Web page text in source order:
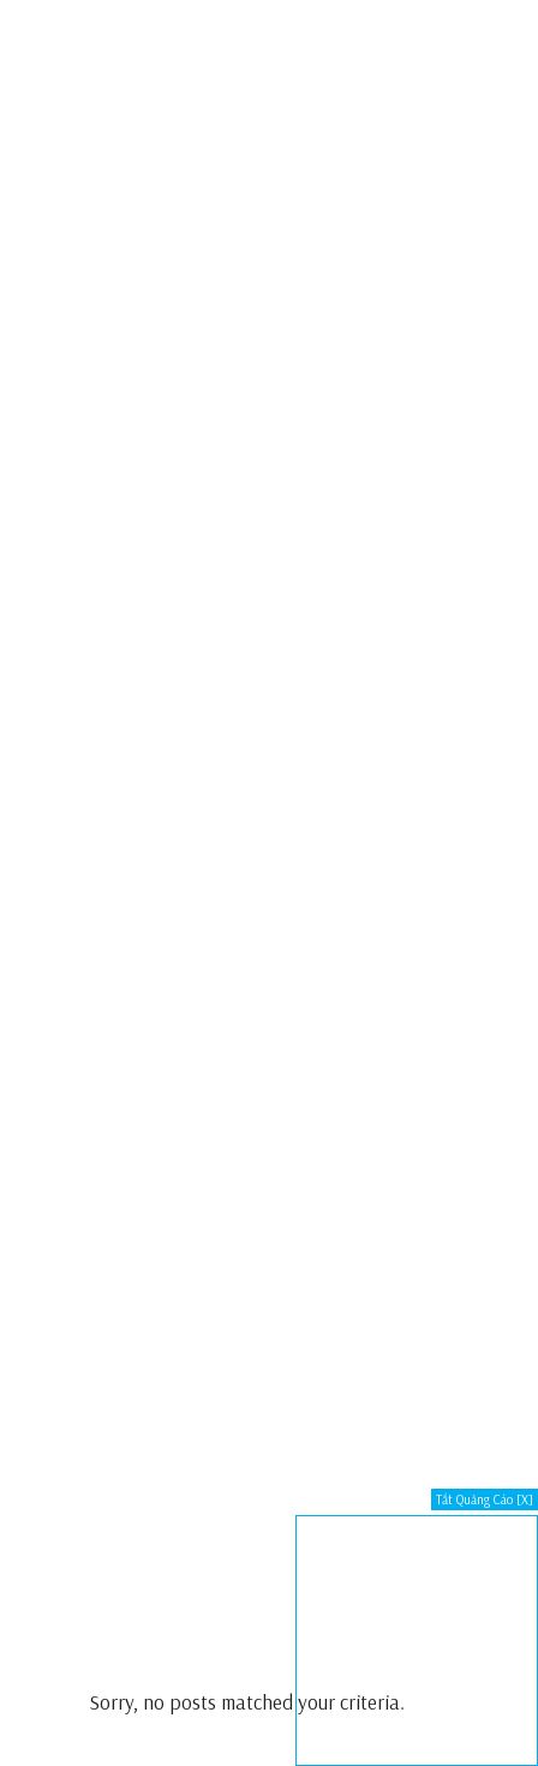
Sorry, no posts matched your criteria.
Tắt Quảng Cáo [X]